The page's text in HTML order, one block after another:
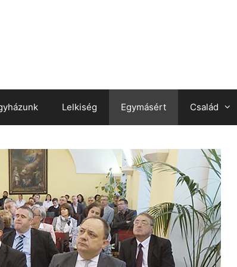
Lelkiség Egymásért Család